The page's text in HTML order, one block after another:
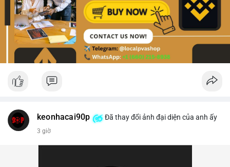
keonhacai90p Đã thay đổi ảnh đại diện của anh ấy
3 giờ